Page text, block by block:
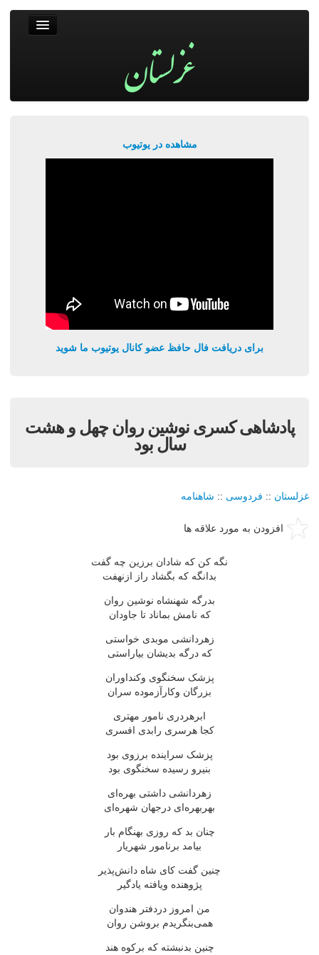
مشاهده در یوتیوب
برای دریافت فال حافظ عضو کانال یوتیوب ما شوید
پادشاهی کسری نوشین روان چهل و هشت
سال بود
غزلستان :: فردوسی :: شاهنامه
افزودن به مورد علاقه ها
نگه کن که شادان برزین چه گفت
بدانگه که بگشاد راز ازنهفت
بدرگه شهنشاه نوشین روان
که نامش بماناد تا جاودان
زهردانشی موبدی خواستی
که درگه بدیشان بیاراستی
پزشک سخنگوی وکنداوران
بزرگان وکارآزموده سران
ابرهردری نامور مهتری
کجا هرسری رابدی افسری
پزشک سراینده برزوی بود
بنیرو رسیده سخنگوی بود
زهردانشی داشتی بهره‌ای
بهربهره‌ای درجهان شهره‌ای
چنان بد که روزی بهنگام بار
بیامد برنامور شهریار
چنین گفت کای شاه دانش‌پذیر
پژوهنده ویافته یادگیر
من امروز دردفتر هندوان
همی‌بنگریدم بروشن روان
چنین بدنبشته که برکوه هند